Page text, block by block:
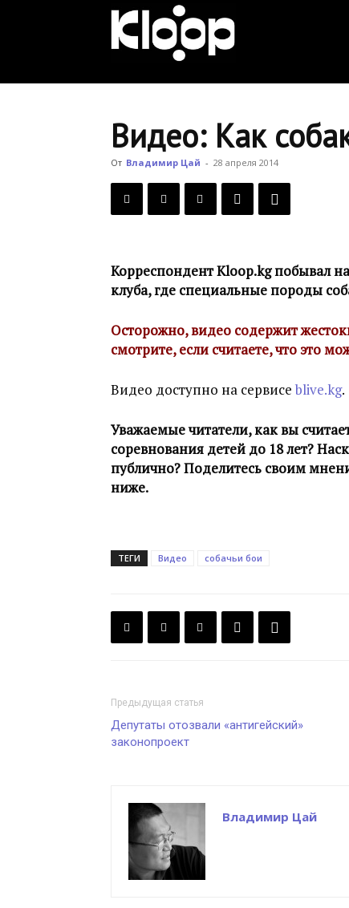
Новости
Видео: Как
От Владимир Цай - 28 апреля 2014
Корреспондент Kloop.kg побывал
клуба, где специальные породы
Осторожно, видео содержит
смотрите, если считаете, что это
Видео доступно на сервисе blive.kg.
Уважаемые читатели, как вы
соревнования детей до 18 лет?
публично? Поделитесь своим
ниже.
ТЕГИ Видео собачьи бои
Предыдущая статья
Депутаты отозвали «антигейский»
законопроект
Владимир Цай